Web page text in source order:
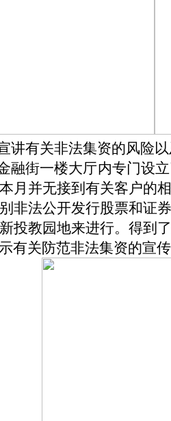
讲有关非法集资的风险
融街一楼大厅内专门设
月并无接到有关客户的
非法公开发行股票和证
投教园地来进行。得到
有关防范非法集资的宣